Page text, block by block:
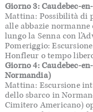
Giorno 3: Caudebec-
Mattina: Possibilità di
alle abbazie
lungo la Senna con
Pomeriggio:
Honfleur o tempo
Giorno 4: Caudebec-
Normandia)
Mattina: Escursione
dello sbarco in
Cimitero Americano)